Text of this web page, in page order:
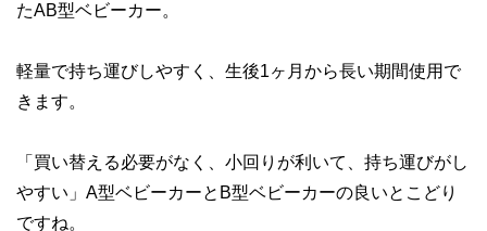
たAB型ベビーカー。
軽量で持ち運びしやすく、生後1ヶ月から長い期間使用で
きます。
「買い替える必要がなく、小回りが利いて、持ち運びがし
やすい」A型ベビーカーとB型ベビーカーの良いとこどり
ですね。